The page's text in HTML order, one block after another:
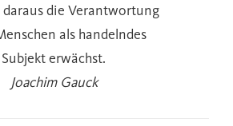
daraus die Verantwortung
als handelndes
Subjekt erwächst.
Joachim Gauck